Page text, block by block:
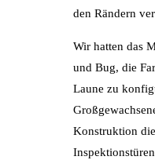
den Rändern
Wir hatten das
und Bug, die
Laune zu
Konstruktion